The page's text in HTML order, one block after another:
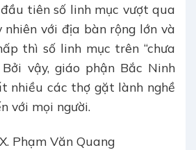
tiên số linh mục vượt qua
nhiên với địa bàn rộng lớn và
thì số linh mục trên “chưa
vậy, giáo phận Bắc Ninh
nhiều các thợ gặt lành nghề
với mọi người.
Phạm Văn Quang